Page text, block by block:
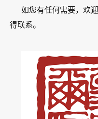
如您有任何需要，欢
得联系。